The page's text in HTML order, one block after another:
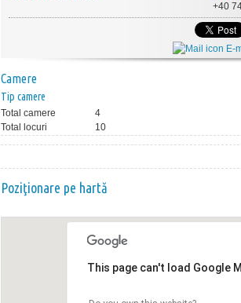
+40
E-
Camere
Tip camere
Total camere
4
Total locuri
10
Poziţionare pe hartă
This page can't load Google